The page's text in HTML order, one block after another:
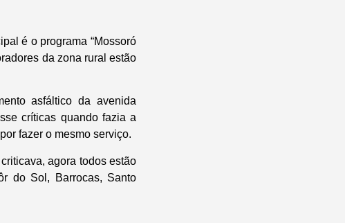
é o programa “Mossoró
da zona rural estão
asfáltico da avenida
críticas quando fazia a
fazer o mesmo serviço.
agora todos estão
do Sol, Barrocas, Santo